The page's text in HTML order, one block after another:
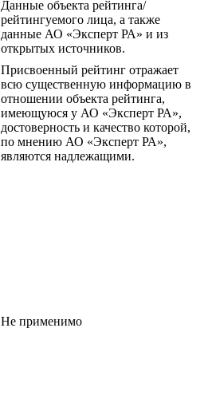
Данные объекта рейтинга/
рейтингуемого лица, а также
данные АО «Эксперт РА» и из
открытых источников.
Присвоенный рейтинг отражает
всю существенную информацию в
отношении объекта рейтинга,
имеющуюся у АО «Эксперт РА»,
достоверность и качество которой,
по мнению АО «Эксперт РА»,
являются надлежащими.
Не применимо